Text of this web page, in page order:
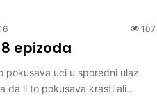
107
epizoda
pokusava uci u sporedni ulaz
da li to pokusava krasti ali…